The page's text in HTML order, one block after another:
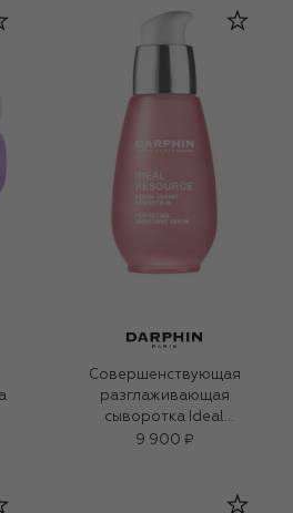
Совершенствующая
разглаживающая
сыворотка Ideal
Resource (30ml)
9 900 ₽